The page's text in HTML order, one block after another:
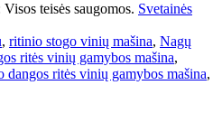
teisės saugomos. Svetainės
, ritinio stogo vinių mašina, Nagų
ritės vinių gamybos mašina,
dangos ritės vinių gamybos mašina,